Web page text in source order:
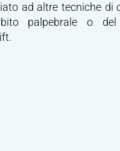
ad altre tecniche di
palpebrale o